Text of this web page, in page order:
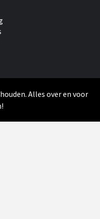
Alles over en voor